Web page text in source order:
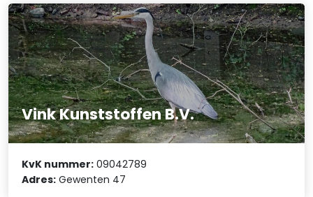
Vink Kunststoffen B.V.
KvK nummer: 09042789
Adres: Gewenten 47